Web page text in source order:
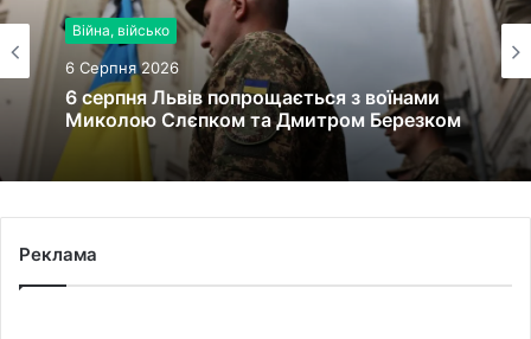
Війна, військо
6 Серпня 2026
6 серпня Львів попрощається з воїнами
Миколою Слєпком та Дмитром Березком
Реклама